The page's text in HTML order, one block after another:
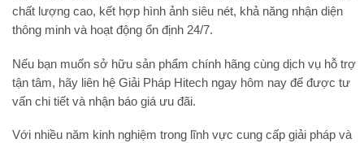
chất lượng cao, kết hợp hình ảnh siêu nét, khả năng nhận diện
thông minh và hoạt động ổn định 24/7.
Nếu bạn muốn sở hữu sản phẩm chính hãng cùng dịch vụ hỗ trợ
tận tâm, hãy liên hệ Giải Pháp Hitech ngay hôm nay để được tư
vấn chi tiết và nhận báo giá ưu đãi.
Với nhiều năm kinh nghiệm trong lĩnh vực cung cấp giải pháp và